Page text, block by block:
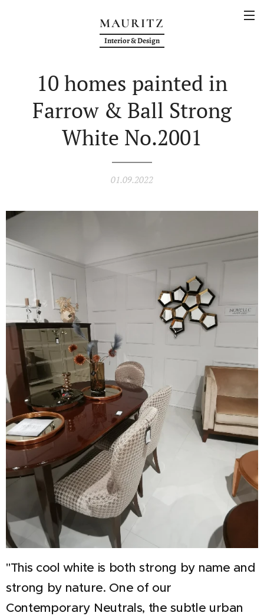
MAURITZ
Interior & Design
10 homes painted in
Farrow & Ball Strong
White No.2001
01.09.2022
"This cool white is both strong by name and
strong by nature. One of our
Contemporary Neutrals, the subtle urban